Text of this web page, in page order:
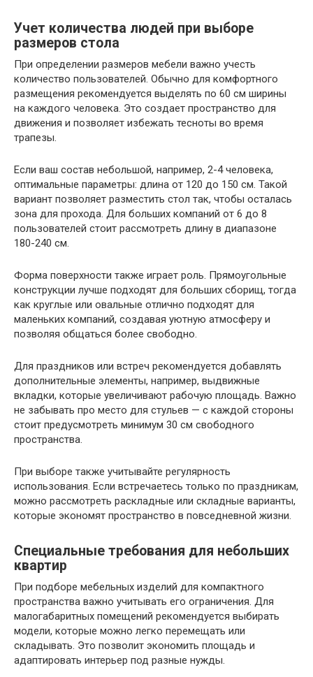
Учет количества людей при выборе
размеров стола
При определении размеров мебели важно учесть
количество пользователей. Обычно для комфортного
размещения рекомендуется выделять по 60 см ширины
на каждого человека. Это создает пространство для
движения и позволяет избежать тесноты во время
трапезы.
Если ваш состав небольшой, например, 2-4 человека,
оптимальные параметры: длина от 120 до 150 см. Такой
вариант позволяет разместить стол так, чтобы осталась
зона для прохода. Для больших компаний от 6 до 8
пользователей стоит рассмотреть длину в диапазоне
180-240 см.
Форма поверхности также играет роль. Прямоугольные
конструкции лучше подходят для больших сборищ, тогда
как круглые или овальные отлично подходят для
маленьких компаний, создавая уютную атмосферу и
позволяя общаться более свободно.
Для праздников или встреч рекомендуется добавлять
дополнительные элементы, например, выдвижные
вкладки, которые увеличивают рабочую площадь. Важно
не забывать про место для стульев — с каждой стороны
стоит предусмотреть минимум 30 см свободного
пространства.
При выборе также учитывайте регулярность
использования. Если встречаетесь только по праздникам,
можно рассмотреть раскладные или складные варианты,
которые экономят пространство в повседневной жизни.
Специальные требования для небольших
квартир
При подборе мебельных изделий для компактного
пространства важно учитывать его ограничения. Для
малогабаритных помещений рекомендуется выбирать
модели, которые можно легко перемещать или
складывать. Это позволит экономить площадь и
адаптировать интерьер под разные нужды.